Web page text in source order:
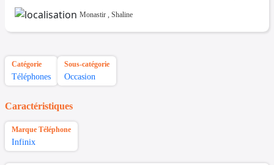
Monastir , Shaline
Catégorie
Téléphones
Sous-catégorie
Occasion
Caractéristiques
Marque Téléphone
Infinix